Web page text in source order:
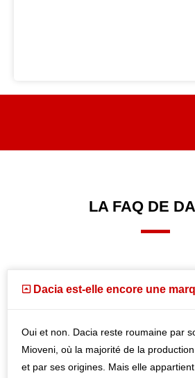
LA FAQ DE
Dacia est-elle encore une
Oui et non. Dacia reste roumaine par
Mioveni, où la majorité de la
et par ses origines. Mais elle